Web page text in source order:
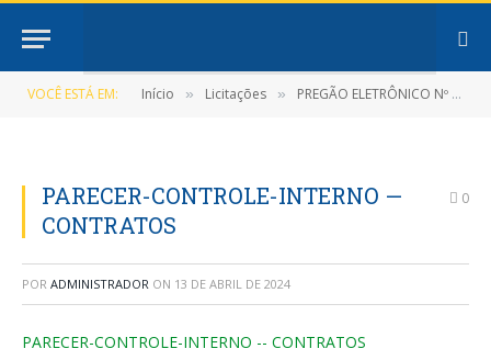
VOCÊ ESTÁ EM: Início » Licitações » PREGÃO ELETRÔNICO Nº 011/2022-SRP (Registro de preços para contratação de pessoa jurídica visando a aquisição de medicamentos e material técnico)
PARECER-CONTROLE-INTERNO —
CONTRATOS
0
POR ADMINISTRADOR ON 13 DE ABRIL DE 2024
PARECER-CONTROLE-INTERNO -- CONTRATOS